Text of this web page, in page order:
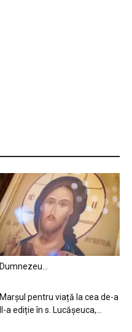
Dumnezeu…
Marșul pentru viață la cea de-a
II-a ediție în s. Lucășeuca,...